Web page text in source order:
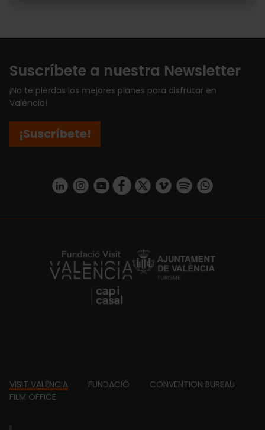
Suscríbete a nuestra Newsletter
¡No te pierdas los mejores planes para disfrutar en
València!
¡Suscríbete!
https://www.linkedin.com/company/turismo-valencia/mycompany/
https://www.instagram.com/visit_valencia/
https://www.youtube.com/user/
https://www.facebook.com/
https://twitter.com/
https://vimeo.com/
https://https://api.whatsapp.com/
https://fundacion.visitvalencia.com/
Footer
VISIT VALÈNCIA FUNDACIÓ
CONVENTION BUREAU
FILM OFFICE